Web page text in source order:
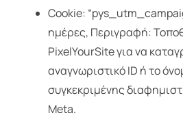
Cookie:
ημέρες, Περιγραφή:
PixelYourSite για να
αναγνωριστικό ID ή το
συγκεκριμένης
Meta.